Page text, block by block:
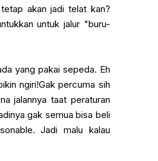
akan jadi telat kan?
untuk jalur "buru-
yang pakai sepeda. Eh
ngiri!Gak percuma sih
jalannya taat peraturan
gak semua bisa beli
Jadi malu kalau